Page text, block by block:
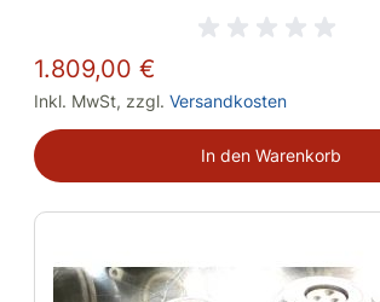
1.809,00 €
Inkl. MwSt, zzgl. Versandkosten
In den Warenkorb